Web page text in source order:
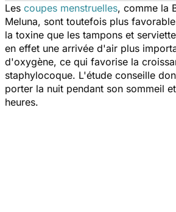
Les coupes menstruelles, comme la
Meluna, sont toutefois plus
la toxine que les tampons et
en effet une arrivée d'air plus
d'oxygène, ce qui favorise la
staphylocoque. L'étude conseille
porter la nuit pendant son sommeil
heures.